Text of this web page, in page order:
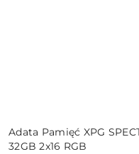
Adata Pamięć XPG
32GB 2x16 RGB